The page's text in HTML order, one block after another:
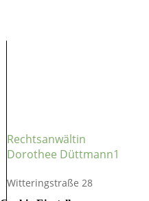
Rechtsanwältin
Dorothee Düttmann1
Witteringstraße 28